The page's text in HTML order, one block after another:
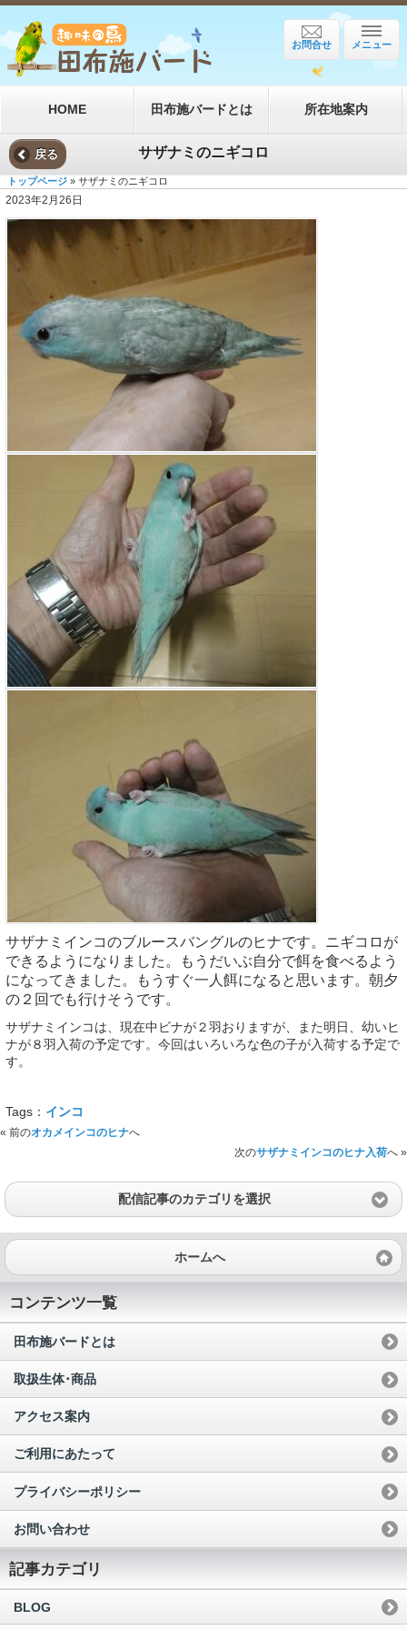
メニュー
お問合せ
HOME 田布施バードとは 所在地案内
戻る サザナミのニギコロ
トップページ » サザナミのニギコロ
2023年2月26日
サザナミインコのブルースバングルのヒナです。ニギコロが
できるようになりました。もうだいぶ自分で餌を食べるよう
になってきました。もうすぐ一人餌になると思います。朝夕
の２回でも行けそうです。
サザナミインコは、現在中ビナが２羽おりますが、また明日、幼いヒ
ナが８羽入荷の予定です。今回はいろいろな色の子が入荷する予定で
す。
Tags： インコ
« 前のオカメインコのヒナへ
次のサザナミインコのヒナ入荷へ »
配信記事のカテゴリを選択
ホームへ
コンテンツ一覧
田布施バードとは
取扱生体･商品
アクセス案内
ご利用にあたって
プライバシーポリシー
お問い合わせ
記事カテゴリ
BLOG